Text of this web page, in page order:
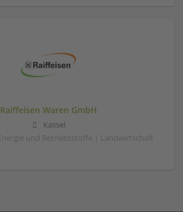
Raiffeisen Waren GmbH
Kassel
und Betriebsstoffe | Landwirtschaft